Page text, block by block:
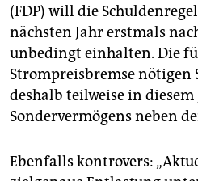
(FDP) will die
nächsten Jahr erstmals
unbedingt einhalten. Die
Strompreisbremse nötigen
deshalb teilweise in diesem
Sondervermögens neben
Ebenfalls kontrovers: